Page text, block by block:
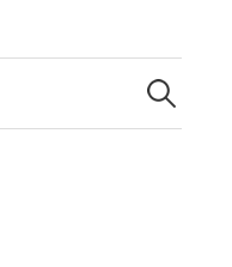
Suchen
nach: